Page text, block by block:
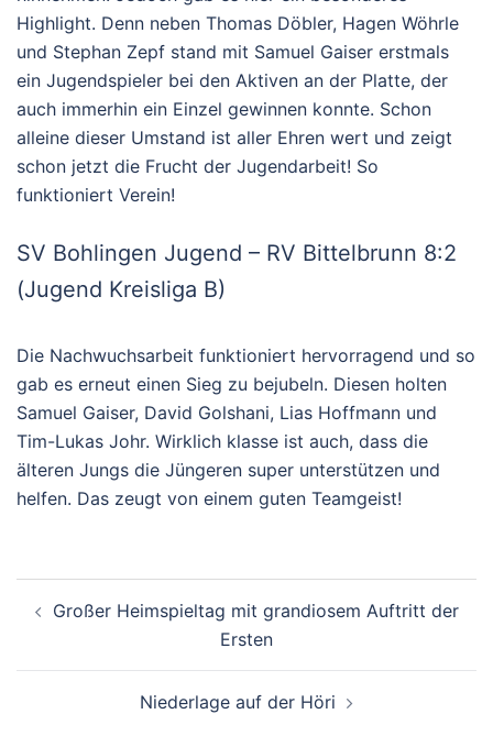
Highlight. Denn neben Thomas Döbler, Hagen Wöhrle
und Stephan Zepf stand mit Samuel Gaiser erstmals
ein Jugendspieler bei den Aktiven an der Platte, der
auch immerhin ein Einzel gewinnen konnte. Schon
alleine dieser Umstand ist aller Ehren wert und zeigt
schon jetzt die Frucht der Jugendarbeit! So
funktioniert Verein!
SV Bohlingen Jugend – RV Bittelbrunn 8:2
(Jugend Kreisliga B)
Die Nachwuchsarbeit funktioniert hervorragend und so
gab es erneut einen Sieg zu bejubeln. Diesen holten
Samuel Gaiser, David Golshani, Lias Hoffmann und
Tim-Lukas Johr. Wirklich klasse ist auch, dass die
älteren Jungs die Jüngeren super unterstützen und
helfen. Das zeugt von einem guten Teamgeist!
Großer Heimspieltag mit grandiosem Auftritt der
Ersten
Niederlage auf der Höri